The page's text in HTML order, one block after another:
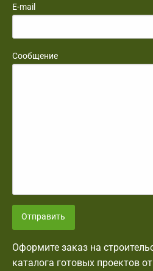
E-mail
Сообщение
Отправить
Оформите заказ на
каталога готовых проектов